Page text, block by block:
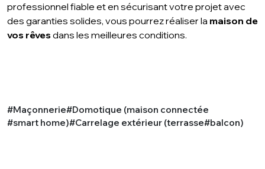
professionnel fiable et en sécurisant votre projet avec
des garanties solides, vous pourrez réaliser la maison de
vos rêvesdans les meilleures conditions.
Maçonnerie
Domotique (maison connectée
smart home)
Carrelage extérieur (terrasse balcon)